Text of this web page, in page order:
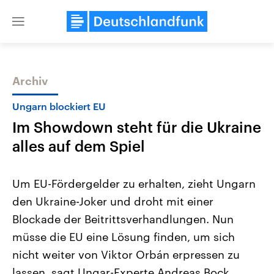
Close
Themen
Landtagswahl Sachsen-Anhalt
2026
Alle Informationen
Sachsen-Anhalt wählt am 6.
September 2026 einen neuen
Landtag. Seit 2021 wird das
Bundesland von einer Koalition aus
USA
Aktuelle Beiträge,
Hintergründe
Wirtschaftlich und
gehören die Vereinigten
den mächtigsten Ländern
mit großem Einfluss auf
Archiv
Ungarn blockiert EU
Im Showdown steht für die Ukraine
alles auf dem Spiel
Um EU-Fördergelder zu erhalten, zieht Ungarn
den Ukraine-Joker und droht mit einer
Blockade der Beitrittsverhandlungen. Nun
müsse die EU eine Lösung finden, um sich
nicht weiter von Viktor Orbán erpressen zu